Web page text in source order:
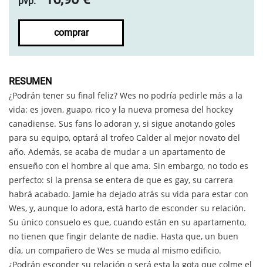
comprar
RESUMEN
¿Podrán tener su final feliz? Wes no podría pedirle más a la
vida: es joven, guapo, rico y la nueva promesa del hockey
canadiense. Sus fans lo adoran y, si sigue anotando goles
para su equipo, optará al trofeo Calder al mejor novato del
año. Además, se acaba de mudar a un apartamento de
ensueño con el hombre al que ama. Sin embargo, no todo es
perfecto: si la prensa se entera de que es gay, su carrera
habrá acabado. Jamie ha dejado atrás su vida para estar con
Wes, y, aunque lo adora, está harto de esconder su relación.
Su único consuelo es que, cuando están en su apartamento,
no tienen que fingir delante de nadie. Hasta que, un buen
día, un compañero de Wes se muda al mismo edificio.
¿Podrán esconder su relación o será esta la gota que colme el